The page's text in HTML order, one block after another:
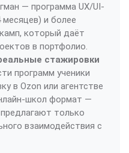
— программа UX/UI-
месяцев) и более
который даёт
в портфолио.
стажировки
программ ученики
в Ozon или агентстве
школ формат —
только
взаимодействия с